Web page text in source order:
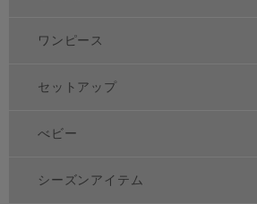
ワンピース
セットアップ
べビー
シーズンアイテム